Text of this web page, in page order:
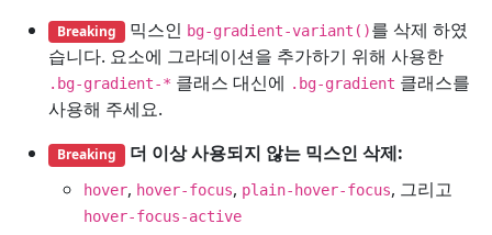
Breaking 믹스인 bg-gradient-variant()를 삭제 하였
습니다. 요소에 그라데이션을 추가하기 위해 사용한
.bg-gradient-* 클래스 대신에 .bg-gradient 클래스를
사용해 주세요.
Breaking 더 이상 사용되지 않는 믹스인 삭제:
hover, hover-focus, plain-hover-focus, 그리고
hover-focus-active